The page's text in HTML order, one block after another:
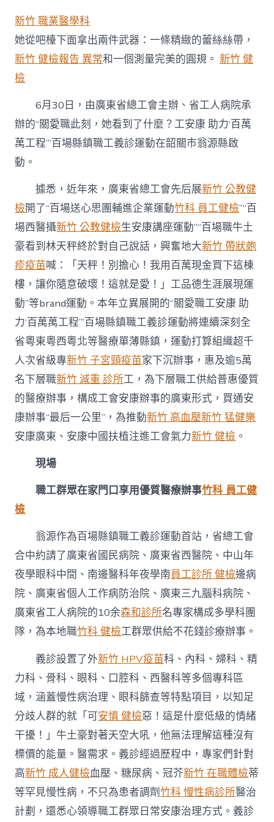
診
所
體
總
工
會
啟
動
縣
鎮
職
工
義
診
運
動〉
中
新竹 職業醫學科
她從吧檯下面拿出兩件武器：一條精緻的蕾絲絲帶，
新竹 健檢報告 異常和一個測量完美的圓規。新竹 健
檢
6月30日，由廣東省總工會主辦、省工人病院承
辦的“關愛職此刻，她看到了什麼？工安康 助力‘百萬
萬工程’”百場縣鎮職工義診運動在韶關市翁源縣啟
動。
據悉，近年來，廣東省總工會先后展新竹 公教健
檢開了“百場送心思團輔進企業運動竹科 員工健檢”“百
場西醫攝新竹 公教健檢生安康講座運動”“百場職牛土
豪看到林天秤終於對自己說話，興奮地大新竹 帶狀皰
疹疫苗喊：「天秤！別擔心！我用百萬現金買下這棟
樓，讓你隨意破壞！這就是愛！」工品德生涯展現運
動”等brand運動。本年立異展開的“關愛職工安康 助
力‘百萬萬工程’”百場縣鎮職工義診運動將連續深刻全
省粵東粵西粵北等醫療單薄縣鎮，運動打算組織超千
人次省級專新竹 子宮頸疫苗家下沉辦事，惠及逾5萬
名下層職新竹 減重 診所工，為下層職工供給普惠優質
的醫療辦事，構成工會安康辦事的廣東形式，買通安
康辦事“最后一公里”，為推動新竹 高血壓新竹 猛健樂
安康廣東、安康中國扶植注進工會氣力新竹 健檢 。
現場
職工群眾在家門口享用優質醫療辦事竹科 員工健
檢
翁源作為百場縣鎮職工義診運動首站，省總工會
合中約請了廣東省國民病院、廣東省西醫院、中山年
夜學眼科中間、南邊醫科年夜學南員工診所 健檢邊病
院、廣東省個人工作病防治院、廣東三九腦科病院、
廣東省工人病院的10余森和診所名專家構成多學科團
隊，為本地職竹科 健檢工群眾供給不花錢診療辦事。
義診設置了外新竹 HPV疫苗科、內科、婦科、精
力科、骨科、眼科、口腔科、西醫科等多個專科區
域，涵蓋慢性病治理、眼科篩查等特點項目，以知足
分歧人群的就「可安慎 健檢惡！這是什麼低級的情緒
干擾！」牛土豪對著天空大吼，他無法理解這種沒有
標價的能量。醫需求。義診經過歷程中，專家們針對
高新竹 成人健檢血壓、糖尿病、冠芥新竹 在職體檢蒂
等罕見慢性病，不只為患者調劑竹科 慢性病診所醫治
計劃，還悉心領導職工群眾日常安康治理方式。義診